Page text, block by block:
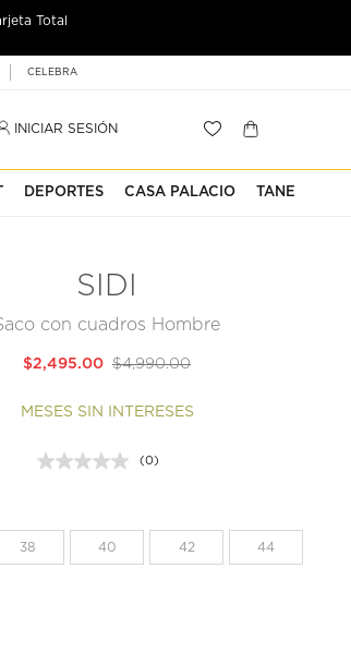
Total
CELEBRA
INICIAR SESIÓN
DEPORTES CASA PALACIO TANE
SIDI
con cuadros Hombre
$4,990.00
$2,495.00
MESES SIN INTERESES
Sin
misma
(0)
38 40 42 44